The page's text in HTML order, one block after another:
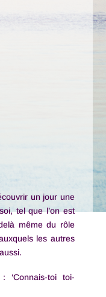
un jour une
tel que l’on est
même du rôle
les autres
‘Connais-toi toi-